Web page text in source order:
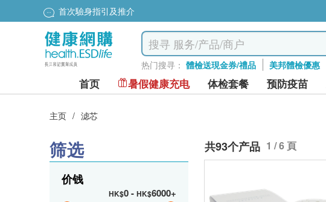
首次驗身指引及推介
热门搜寻： 體檢送現金券/禮品 美邦體檢優惠
首页 暑假健康充电 体检套餐 预防疫苗
主页 / 滤芯
筛选
价钱
HK$0- HK$6000+
共93个产品 1 / 6 頁